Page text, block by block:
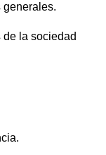
la sociedad